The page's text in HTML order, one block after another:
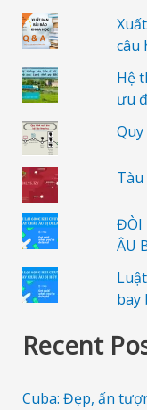
câu
Hệ
ưu
Tàu
ĐÒI
ÂU
bay
Recent
Cuba: Đẹp, ấn